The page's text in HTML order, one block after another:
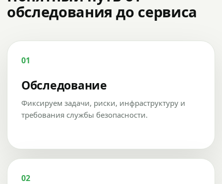
обследования до сервиса
01
Обследование
Фиксируем задачи, риски, инфраструктуру и
требования службы безопасности.
02